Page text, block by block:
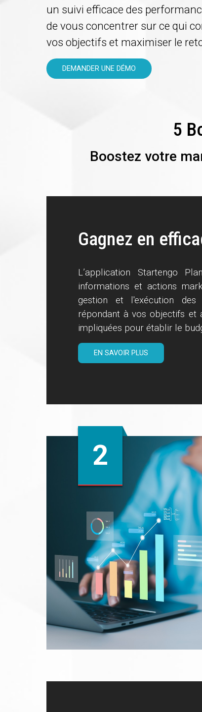
un suivi efficace des
de vous concentrer sur ce qui
vos objectifs et maximiser le
DEMANDER UNE DÉMO
5
Boostez votre
Gagnez en
L’application Startengo
informations et actions
gestion et l'exécution des
répondant à vos objectifs et
impliquées pour établir le
EN SAVOIR PLUS